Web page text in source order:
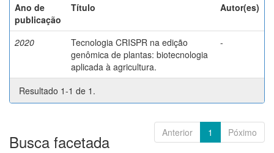
Ano de
publicação
Título Autor(es)
2020
Tecnologia CRISPR na edição
genômica de plantas: biotecnologia
aplicada à agricultura.
-
Resultado 1-1 de 1.
Anterior 1 Póximo
Busca facetada